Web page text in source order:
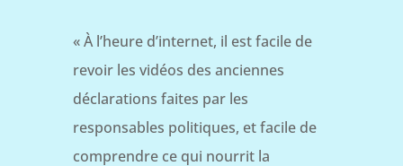
« À l’heure d’internet, il est facile de
revoir les vidéos des anciennes
déclarations faites par les
responsables politiques, et facile de
comprendre ce qui nourrit la